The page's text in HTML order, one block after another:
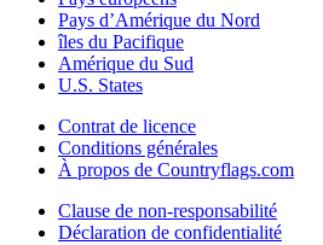
Pays d’Amérique du Nord
îles du Pacifique
Amérique du Sud
U.S. States
Contrat de licence
Conditions générales
À propos de Countryflags.com
Clause de non-responsabilité
Déclaration de confidentialité